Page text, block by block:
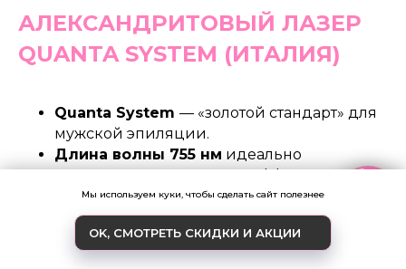
АЛЕКСАНДРИТОВЫЙ ЛАЗЕР
QUANTA SYSTEM (ИТАЛИЯ)
Quanta System — «золотой стандарт» для
мужской эпиляции.
Длина волны 755 нм идеально
разрушая даже светлые, тонкие и
пушковые волосы, с которыми часто не
справляются другие аппараты.
Глубина проникновения до 4–5 мм
ОБРАТНЫЙ ЗВОНОК ЦЕНЫ
Мы используем куки, чтобы сделать сайт полезнее
OK, СМОТРЕТЬ СКИДКИ И АКЦИИ